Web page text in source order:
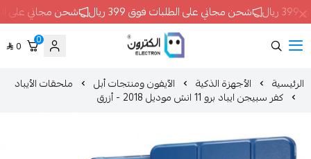
مجاني على الطلبات فوق 399 ريال شحن مجاني على الطلبات فوق 399 ريال
الأجهزة الذكية الآيفون ومنتجات أبل ملحقات الأيباد
11 انش موديل 2018 - أزرق